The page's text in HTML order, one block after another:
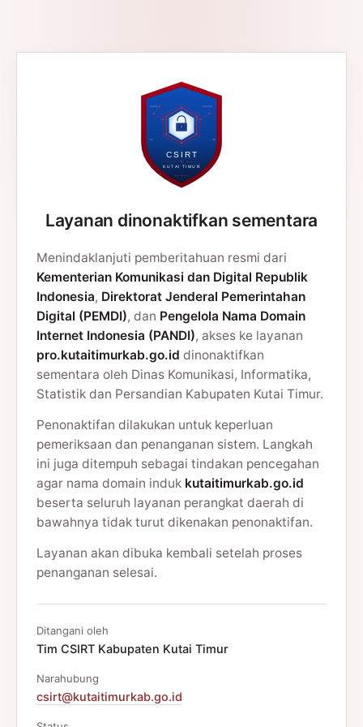
Layanan dinonaktifkan sementara
Menindaklanjuti pemberitahuan resmi dari
Kementerian Komunikasi dan Digital Republik
Indonesia, Direktorat Jenderal Pemerintahan
Digital (PEMDI), dan Pengelola Nama Domain
Internet Indonesia (PANDI), akses ke layanan
pro.kutaitimurkab.go.id dinonaktifkan
sementara oleh Dinas Komunikasi, Informatika,
Statistik dan Persandian Kabupaten Kutai Timur.
Penonaktifan dilakukan untuk keperluan
pemeriksaan dan penanganan sistem. Langkah
ini juga ditempuh sebagai tindakan pencegahan
agar nama domain induk kutaitimurkab.go.id
beserta seluruh layanan perangkat daerah di
bawahnya tidak turut dikenakan penonaktifan.
Layanan akan dibuka kembali setelah proses
penanganan selesai.
Ditangani oleh
Tim CSIRT Kabupaten Kutai Timur
Narahubung
csirt@kutaitimurkab.go.id